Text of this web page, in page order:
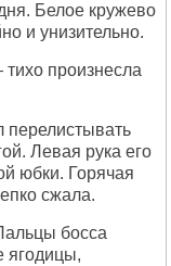
Белое кружево
и унизительно.
произнесла
перелистывать
Левая рука его
юбки. Горячая
сжала.
босса
ягодицы,